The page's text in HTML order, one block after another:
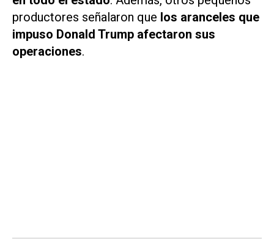
productores señalaron que los aranceles que
impuso Donald Trump afectaron sus
operaciones.